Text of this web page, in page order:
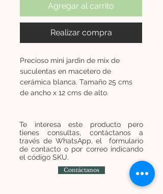
Agregar al carrito
Realizar compra
Precioso mini jardin de mix de
suculentas en macetero de
cerámica blanca. Tamaño 25 cms
de ancho x 12 cms de alto.
Te interesa este producto pero
tienes consultas, contáctanos a
través de WhatsApp, el formulario
de contacto o por correo indicando
el código SKU.
Contáctanos